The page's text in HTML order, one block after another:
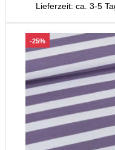
Lieferzeit: ca. 3-5
-25%